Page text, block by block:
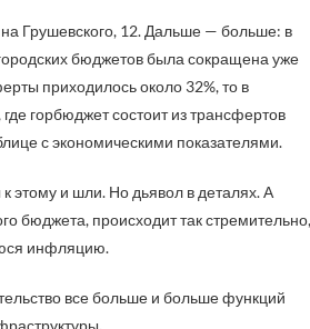
Грушевского, 12. Дальше — больше: в
бюджетов была сокращена уже
приходилось около 32%, то в
горбюджет состоит из трансфертов
с экономическими показателями.
этому и шли. Но дьявол в деталях. А
бюджета, происходит так стремительно,
инфляцию.
все больше и больше функций